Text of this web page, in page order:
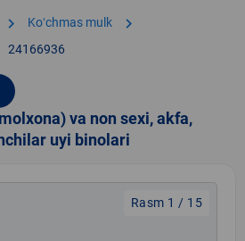
chevron_right Koʻchmas mulk chevron_right
24166936
va non sexi, akfa,
uyi binolari
Rasm 1 / 15